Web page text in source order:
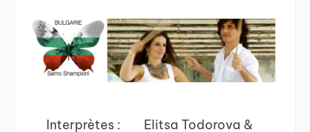
Interprètes :
Elitsa Todorova &